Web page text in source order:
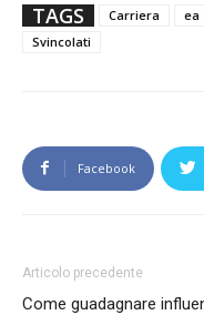
TAGS Carriera ea
Svincolati
Facebook
Articolo precedente
Come guadagnare